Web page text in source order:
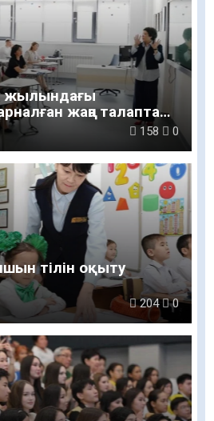
жылындағы
жаңа талаптар
158 0
тілін оқыту
204 0